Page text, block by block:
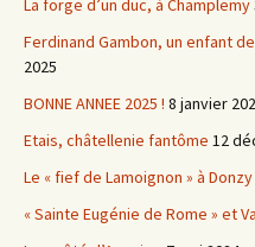
La forge d’un duc, à Champlemy
Ferdinand Gambon, un enfant
2025
BONNE ANNEE 2025 ! 8 janvier
Etais, châtellenie fantôme 12
Le « fief de Lamoignon » à Donzy
« Sainte Eugénie de Rome » et